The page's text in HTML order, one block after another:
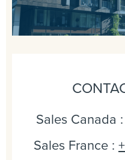
Sales Canada :
Sales France :